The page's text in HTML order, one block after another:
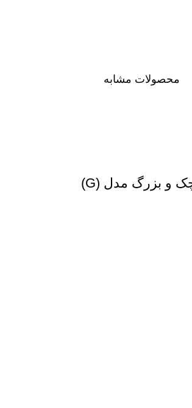
محصولات مشابه